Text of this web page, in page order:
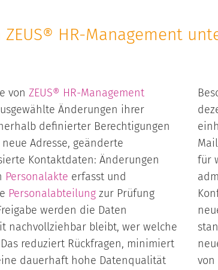
HR-Management
von ZEUS® HR-Management
Änderungen ihrer
definierter Berechtigungen
Adresse, geänderte
Kontaktdaten: Änderungen
Personalakte erfasst und
Personalabteilung zur Prüfung
werden die Daten
nachvollziehbar bleibt, wer welche
reduziert Rückfragen, minimiert
dauerhaft hohe Datenqualität
für